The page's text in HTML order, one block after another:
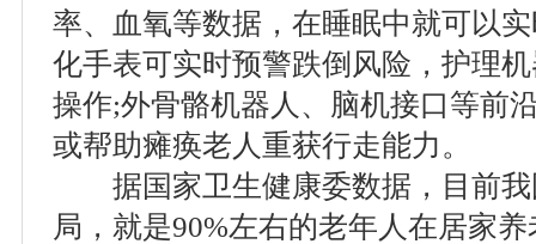
率、血氧等数据，在睡眠中就可以
化手表可实时预警跌倒风险，护理
操作;外骨骼机器人、脑机接口等前
或帮助瘫痪老人重获行走能力。
据国家卫生健康委数据，目前我
局，就是90%左右的老年人在居家